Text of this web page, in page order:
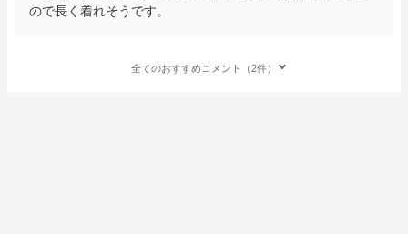
ので長く着れそうです。
全てのおすすめコメント（2件）